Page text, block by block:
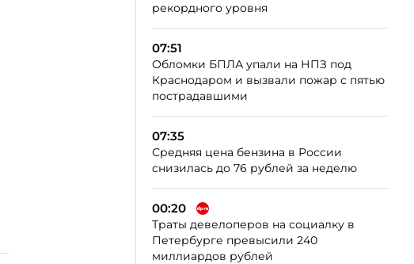
рекордного уровня
07:51
Обломки БПЛА упали на НПЗ под
Краснодаром и вызвали пожар с пятью
пострадавшими
07:35
Средняя цена бензина в России
снизилась до 76 рублей за неделю
00:20
Траты девелоперов на социалку в
Петербурге превысили 240
миллиардов рублей